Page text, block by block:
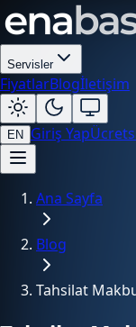
Servisler
FiyatlarBlogİletişim
EN Giriş Yap
Ana Sayfa
Blog
Tahsilat